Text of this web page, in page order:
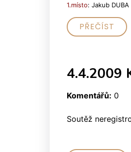
1.místo: Jakub DUBA
PŘEČÍST
4.4.2009
Komentářů: 0
Soutěž